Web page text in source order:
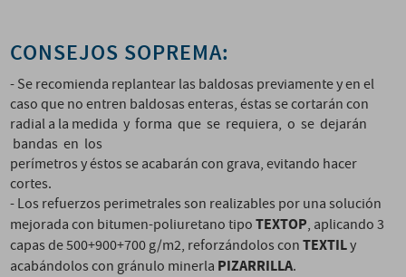
CONSEJOS SOPREMA:
- Se recomienda replantear las baldosas previamente y en el
caso que no entren baldosas enteras, éstas se cortarán con
radial a la medida y forma que se requiera, o se dejarán
bandas en los
perímetros y éstos se acabarán con grava, evitando hacer
cortes.
- Los refuerzos perimetrales son realizables por una solución
mejorada con bitumen-poliuretano tipoTEXTOP, aplicando 3
capas de 500+900+700 g/m2, reforzándolos conTEXTILy
acabándolos con gránulo minerla PIZARRILLA.